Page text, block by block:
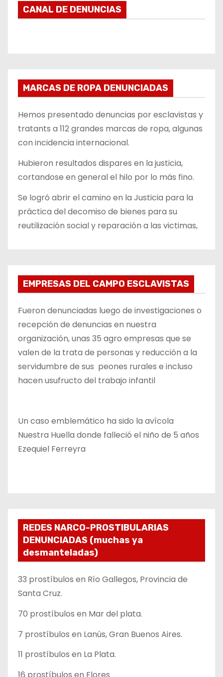
CANAL DE DENUNCIAS
MARCAS DE ROPA DENUNCIADAS
Hemos presentado denuncias por esclavistas y
tratants a 112 grandes marcas de ropa, algunas
con incidencia internacional.
Hubieron resultados dispares en la justicia,
cortandose en general el hilo por lo más fino.
Se logró abrir el camino en la Justicia para la
práctica del decomiso de bienes para su
reutilización social y reparación a las victimas,
EMPRESAS DEL CAMPO ESCLAVISTAS
Fueron denunciadas luego de investigaciones o
recepción de denuncias en nuestra
organización, unas 35 agro empresas que se
valen de la trata de personas y reducción a la
servidumbre de sus peones rurales e incluso
hacen usufructo del trabajo infantil
Un caso emblemático ha sido la avícola
Nuestra Huella donde falleció el niño de 5 años
Ezequiel Ferreyra
REDES NARCO-PROSTIBULARIAS
DENUNCIADAS (muchas ya
desmanteladas)
33 prostíbulos en Río Gallegos, Provincia de
Santa Cruz.
70 prostíbulos en Mar del plata.
7 prostíbulos en Lanús, Gran Buenos Aires.
11 prostíbulos en La Plata.